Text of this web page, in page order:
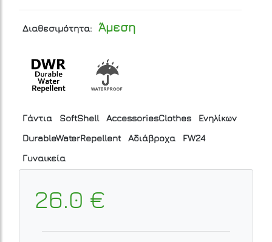
Διαθεσιμότητα: Άμεση
Γάντια SoftShell AccessoriesClothes
Ενηλίκων
DurableWaterRepellent
Αδιάβροχα
FW24
Γυναικεία
26.0 €